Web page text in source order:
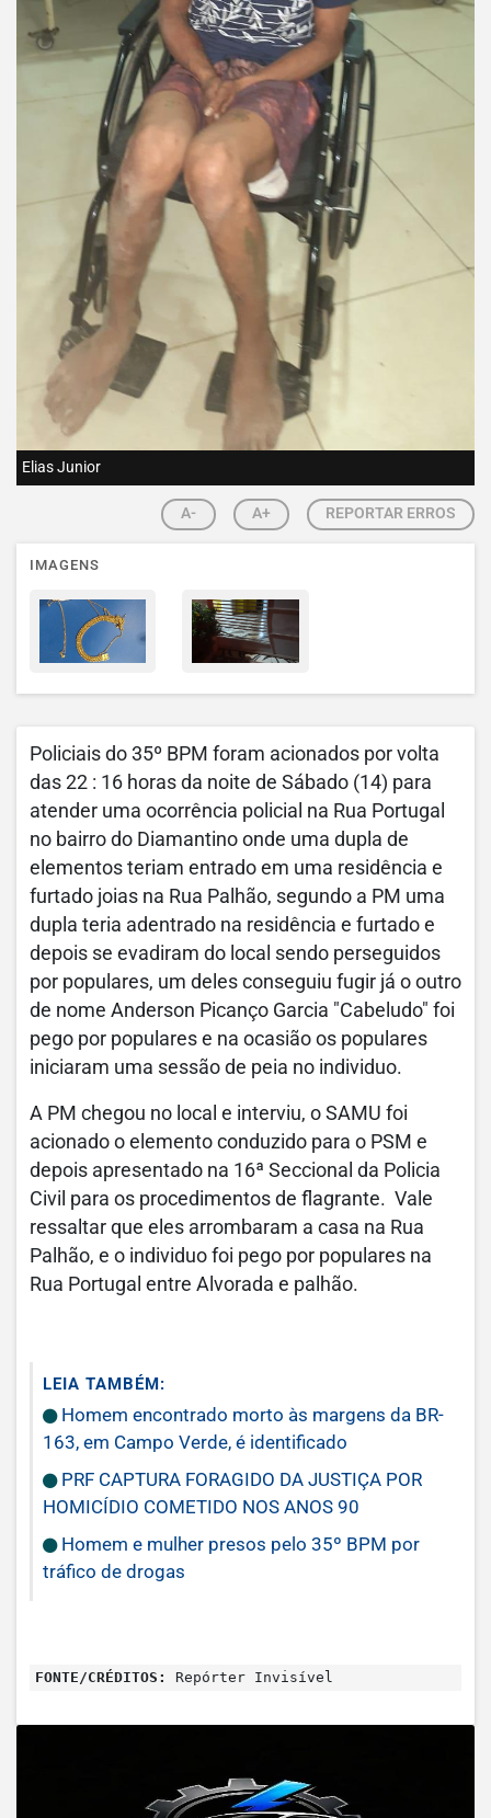
Elias Junior
A- A+ REPORTAR ERROS
IMAGENS
Policiais do 35º BPM foram acionados por volta
das 22 : 16 horas da noite de Sábado (14) para
atender uma ocorrência policial na Rua Portugal
no bairro do Diamantino onde uma dupla de
elementos teriam entrado em uma residência e
furtado joias na Rua Palhão, segundo a PM uma
dupla teria adentrado na residência e furtado e
depois se evadiram do local sendo perseguidos
por populares, um deles conseguiu fugir já o outro
de nome Anderson Picanço Garcia "Cabeludo" foi
pego por populares e na ocasião os populares
iniciaram uma sessão de peia no individuo.
A PM chegou no local e interviu, o SAMU foi
acionado o elemento conduzido para o PSM e
depois apresentado na 16ª Seccional da Policia
Civil para os procedimentos de flagrante. Vale
ressaltar que eles arrombaram a casa na Rua
Palhão, e o individuo foi pego por populares na
Rua Portugal entre Alvorada e palhão.
LEIA TAMBÉM:
Homem encontrado morto às margens da BR-
163, em Campo Verde, é identificado
PRF CAPTURA FORAGIDO DA JUSTIÇA POR
HOMICÍDIO COMETIDO NOS ANOS 90
Homem e mulher presos pelo 35º BPM por
tráfico de drogas
FONTE/CRÉDITOS: Repórter Invisível